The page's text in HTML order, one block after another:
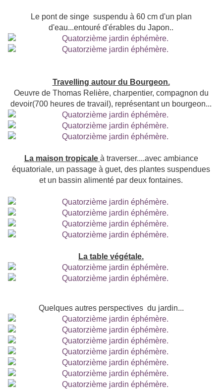
Le pont de singe suspendu à 60 cm d'un plan
d'eau...entouré d'érables du Japon..
Travelling autour du Bourgeon.
Oeuvre de Thomas Relière, charpentier, compagnon du
devoir(700 heures de travail), représentant un bourgeon...
La maison tropicale à traverser....avec ambiance
équatoriale, un passage à guet, des plantes suspendues
et un bassin alimenté par deux fontaines.
La table végétale.
Quelques autres perspectives du jardin...